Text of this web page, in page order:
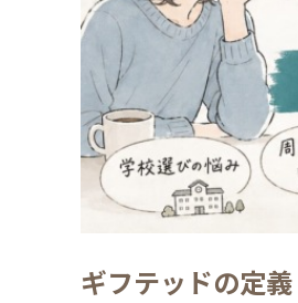
ギフテッドの定義